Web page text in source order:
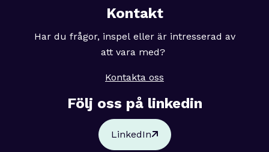
Kontakt
Har du frågor, inspel eller är intresserad av
att vara med?
Kontakta oss
Följ oss på linkedin
LinkedIn